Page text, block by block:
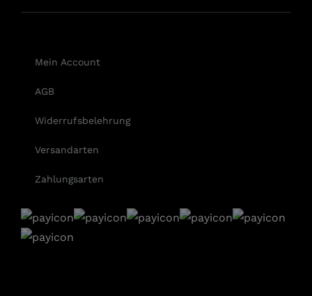
Mein Account
AGB
Widerrufsbelehrung
Versandarten
Zahlungsarten